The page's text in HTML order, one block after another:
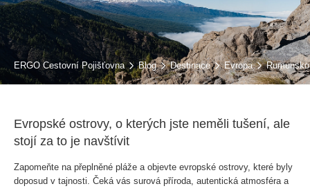
ERGO Cestovní Pojišťovna Blog Destinace Evropa Rumunsko
Evropské ostrovy, o kterých jste neměli tušení, ale
stojí za to je navštívit
Zapomeňte na přeplněné pláže a objevte evropské ostrovy, které byly
doposud v tajnosti. Čeká vás surová příroda, autentická atmosféra a